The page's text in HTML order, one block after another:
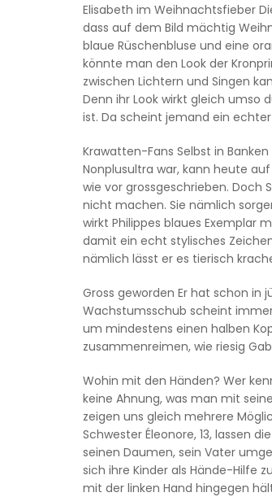
Elisabeth im Weihnachtsfieber
dass auf dem Bild mächtig
blaue Rüschenbluse und eine
könnte man den Look der
zwischen Lichtern und Singen
Denn ihr Look wirkt gleich umso
ist. Da scheint jemand ein
Krawatten-Fans Selbst in
Nonplusultra war, kann heute
wie vor grossgeschrieben. Doch
nicht machen. Sie nämlich
wirkt Philippes blaues Exemplar
damit ein echt stylisches
nämlich lässt er es tierisch
Gross geworden Er hat schon in
Wachstumsschub scheint
um mindestens einen halben
zusammenreimen, wie riesig
Wohin mit den Händen? Wer
keine Ahnung, was man mit
zeigen uns gleich mehrere
Schwester Éleonore, 13, lassen
seinen Daumen, sein Vater
sich ihre Kinder als Hände-Hilfe
mit der linken Hand hingegen